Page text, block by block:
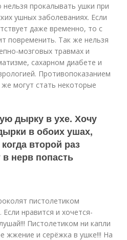
прокалывать ушки при
ушных заболеваниях. Если
даже временно, то с
повременить. Так же нельзя
мозговых травмах и
сахарном диабете и
Противопоказанием
могут стать некоторые
дырку в ухе. Хочу
в обоих ушах,
второй раз
нерв попасть
пистолетиком
нравится и хочется-
Пистолетиком ни капли
жжение и серёжка в ушке!!! На